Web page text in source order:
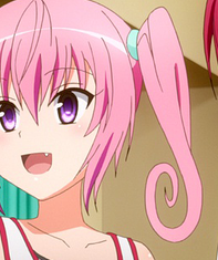
〜その時〜
闇:福圓美里／黒咲芽亜:井